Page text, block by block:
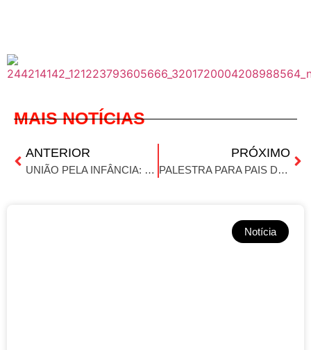
MAIS NOTÍCIAS
ANTERIOR
UNIÃO PELA INFÂNCIA: ENCONTRO REFORÇA A LUTA CONTRA A VIOLÊNCIA SEXUAL INFANTIL
PRÓXIMO
PALESTRA PARA PAIS DESTACA DESAFIOS DA EDUCAÇÃO E IMPORTÂNCIA DA PRESENÇA FAMILIAR
Notícia